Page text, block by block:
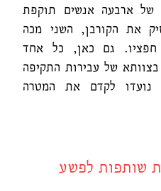
ארבעה אנשים תוקפת
את הקורבן, השני מכה
חפציו. גם כאן, כל אחד
של עבירות התקיפה
נועדו לקדם את המטרה
שותפות לפשע